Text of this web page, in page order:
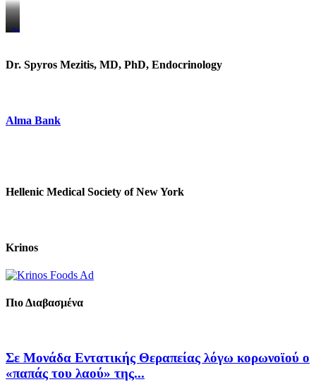
https://www.unitedbrothersfruitmarkets.com/
https://www.unitedbrothersfruitmarkets.com/
Dr. Spyros Mezitis, MD, PhD, Endocrinology
Alma Bank
Hellenic Medical Society of New York
Krinos
Πιο Διαβασμένα
Σε Μονάδα Εντατικής Θεραπείας λόγω κορωνοϊού ο
«παπάς του λαού» της...